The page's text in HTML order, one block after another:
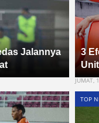
Jalannya
3
JUMAT,
TOP